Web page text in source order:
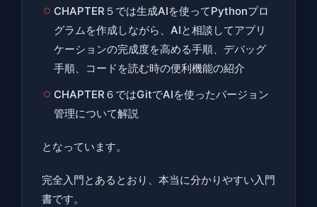
CHAPTER５では生成AIを使ってPythonプロ
グラムを作成しながら、AIと相談してアプリ
ケーションの完成度を高める手順、デバッグ
手順、コードを読む時の便利機能の紹介
CHAPTER６ではGitでAIを使ったバージョン
管理について解説
となっています。
完全入門とあるとおり、本当に分かりやすい入門
書です。